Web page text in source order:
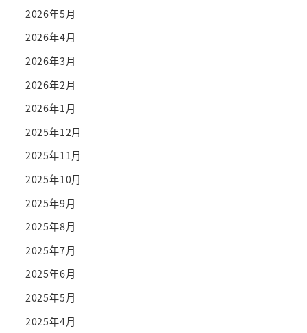
2026年5月
2026年4月
2026年3月
2026年2月
2026年1月
2025年12月
2025年11月
2025年10月
2025年9月
2025年8月
2025年7月
2025年6月
2025年5月
2025年4月